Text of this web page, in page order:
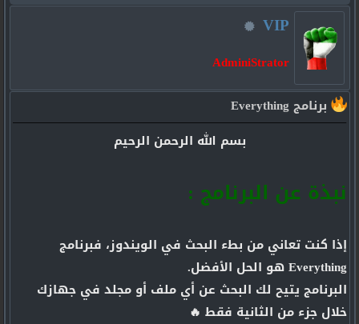
VIP
AdminiStrator
برنامج Everything
بسم الله الرحمن الرحيم
نبذة عن البرنامج :
إذا كنت تعاني من بطء البحث في الويندوز، فبرنامج
Everything هو الحل الأفضل.
البرنامج يتيح لك البحث عن أي ملف أو مجلد في جهازك
خلال جزء من الثانية فقط 🔥